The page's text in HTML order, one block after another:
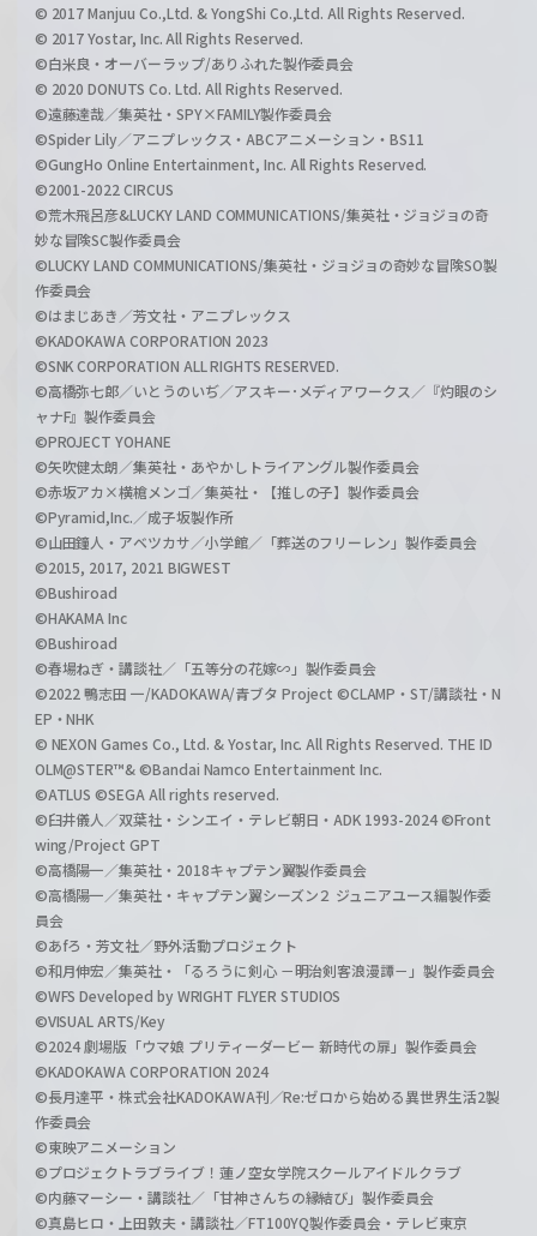
© 2017 Manjuu Co.,Ltd. & YongShi Co.,Ltd. All Rights Reserved.
© 2017 Yostar, Inc. All Rights Reserved.
©白米良・オーバーラップ/ありふれた製作委員会
© 2020 DONUTS Co. Ltd. All Rights Reserved.
©遠藤達哉／集英社・SPY×FAMILY製作委員会
©Spider Lily／アニプレックス・ABCアニメーション・BS11
©GungHo Online Entertainment, Inc. All Rights Reserved.
©2001-2022 CIRCUS
©荒木飛呂彦&LUCKY LAND COMMUNICATIONS/集英社・ジョジョの奇
妙な冒険SC製作委員会
©LUCKY LAND COMMUNICATIONS/集英社・ジョジョの奇妙な冒険SO製
作委員会
©はまじあき／芳文社・アニプレックス
©KADOKAWA CORPORATION 2023
©SNK CORPORATION ALL RIGHTS RESERVED.
©高橋弥七郎／いとうのいぢ／アスキー･メディアワークス／『灼眼のシ
ャナF』製作委員会
©PROJECT YOHANE
©矢吹健太朗／集英社・あやかしトライアングル製作委員会
©赤坂アカ×横槍メンゴ／集英社・【推しの子】製作委員会
©Pyramid,Inc.／成子坂製作所
©山田鐘人・アベツカサ／小学館／「葬送のフリーレン」製作委員会
©2015, 2017, 2021 BIGWEST
©Bushiroad
©HAKAMA Inc
©Bushiroad
©春場ねぎ・講談社／「五等分の花嫁∽」製作委員会
©2022 鴨志田 一/KADOKAWA/青ブタ Project ©CLAMP・ST/講談社・N
EP・NHK
© NEXON Games Co., Ltd. & Yostar, Inc. All Rights Reserved. THE ID
OLM@STER™& ©Bandai Namco Entertainment Inc.
©ATLUS ©SEGA All rights reserved.
©臼井儀人／双葉社・シンエイ・テレビ朝日・ADK 1993-2024 ©Front
wing/Project GPT
©高橋陽一／集英社・2018キャプテン翼製作委員会
©高橋陽一／集英社・キャプテン翼シーズン２ ジュニアユース編製作委
員会
©あfろ・芳文社／野外活動プロジェクト
©和月伸宏／集英社・「るろうに剣心 －明治剣客浪漫譚－」製作委員会
©WFS Developed by WRIGHT FLYER STUDIOS
©VISUAL ARTS/Key
©2024 劇場版「ウマ娘 プリティーダービー 新時代の扉」製作委員会
©KADOKAWA CORPORATION 2024
©長月達平・株式会社KADOKAWA刊／Re:ゼロから始める異世界生活2製
作委員会
©東映アニメーション
©プロジェクトラブライブ！蓮ノ空女学院スクールアイドルクラブ
©内藤マーシー・講談社／「甘神さんちの縁結び」製作委員会
©真島ヒロ・上田敦夫・講談社／FT100YQ製作委員会・テレビ東京